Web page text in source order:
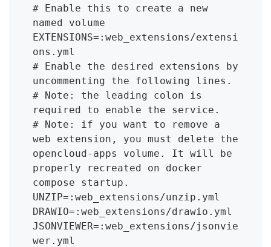
# Enable this to create a new
named volume
EXTENSIONS=:web_extensions/extensi
ons.yml
# Enable the desired extensions by
uncommenting the following lines.
# Note: the leading colon is
required to enable the service.
# Note: if you want to remove a
web extension, you must delete the
opencloud-apps volume. It will be
properly recreated on docker
compose startup.
UNZIP=:web_extensions/unzip.yml
DRAWIO=:web_extensions/drawio.yml
JSONVIEWER=:web_extensions/jsonvie
wer.yml